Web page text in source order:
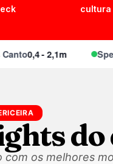
cultura
0,4 - 2,1m
com os melhores